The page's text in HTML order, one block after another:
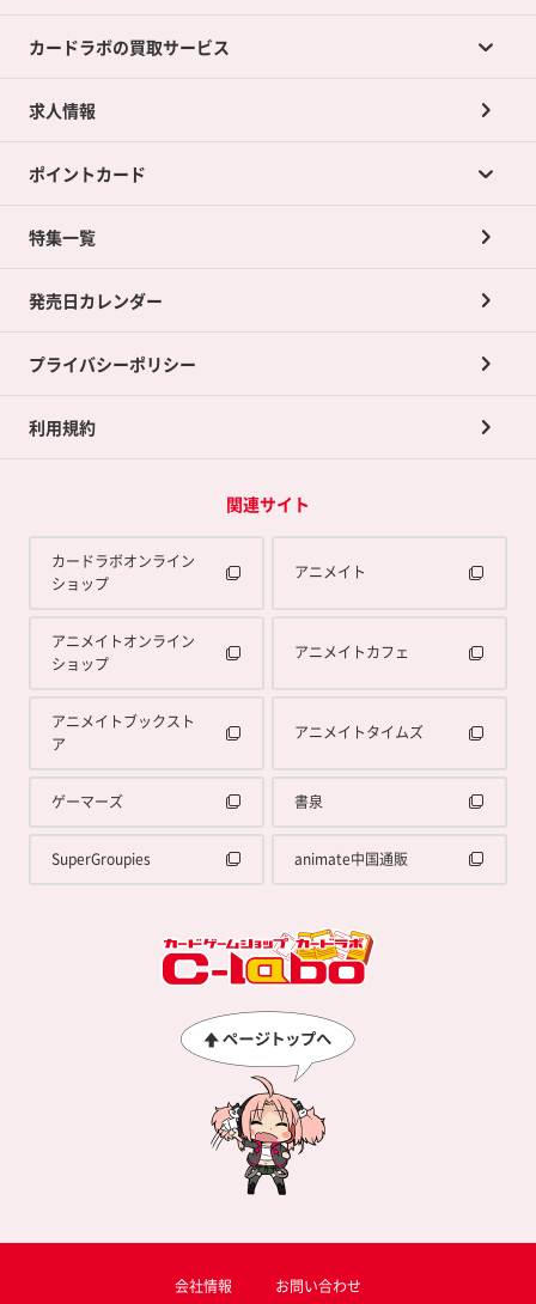
カードラボの買取サービス
カードラボの買取サービスTOP
店舗買取について
ネット買取について
買取承諾書について
求人情報
ポイントカード
ポイントカードTOP
ポイント交換景品
特集一覧
発売日カレンダー
プライバシーポリシー
利用規約
関連サイト
カードラボオンライン
ショップ
アニメイト
アニメイトオンライン
ショップ
アニメイトカフェ
アニメイトブックスト
ア
アニメイトタイムズ
ゲーマーズ 書泉
SuperGroupies animate中国通販
会社情報 お問い合わせ